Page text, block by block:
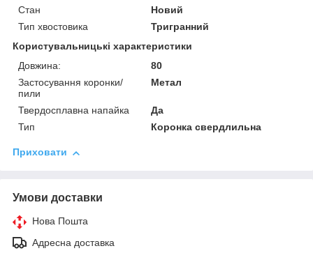
Стан
Новий
Тип хвостовика
Тригранний
Користувальницькі характеристики
Довжина:
80
Застосування коронки/
пили
Метал
Твердосплавна напайка
Да
Тип
Коронка свердлильна
Приховати
Умови доставки
Нова Пошта
Адресна доставка